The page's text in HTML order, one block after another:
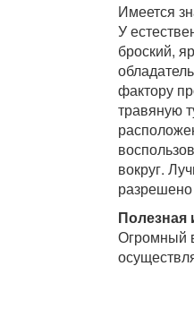
Имеется
У
броский,
фактору
травяную
вокруг.
Огромный